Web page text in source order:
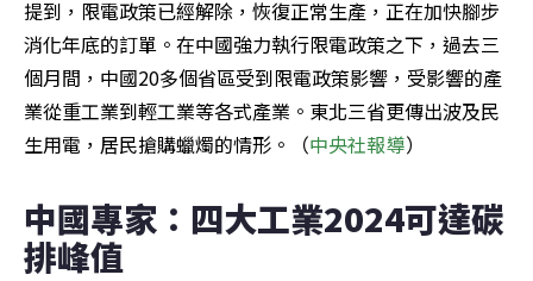
提到，限電政策已經解除，恢復正常生產，正在加快腳步
消化年底的訂單。在中國強力執行限電政策之下，過去三
個月間，中國20多個省區受到限電政策影響，受影響的產
業從重工業到輕工業等各式產業。東北三省更傳出波及民
生用電，居民搶購蠟燭的情形。（中央社報導）
中國專家：四大工業2024可達碳
排峰值